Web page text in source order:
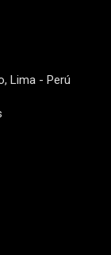
Lima - Perú